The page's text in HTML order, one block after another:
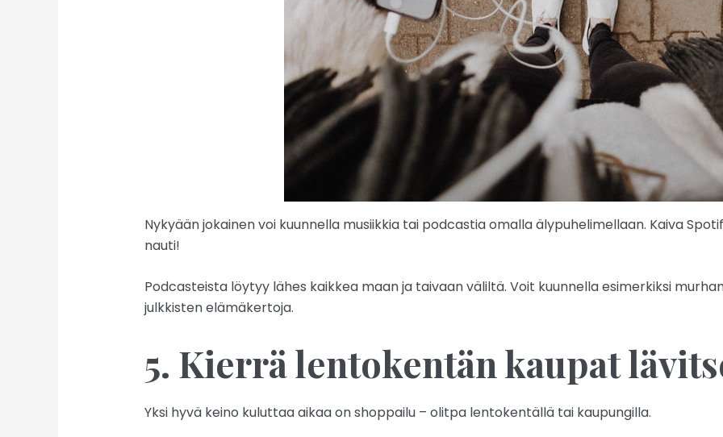
Nykyään jokainen voi kuunnella musiikkia tai podcastia omalla älypuhelimellaan. Kaiva
nauti!
Podcasteista löytyy lähes kaikkea maan ja taivaan väliltä. Voit kuunnella esimerkiksi
julkkisten elämäkertoja.
5. Kierrä lentokentän kaupat
Yksi hyvä keino kuluttaa aikaa on shoppailu – olitpa lentokentällä tai kaupungilla.